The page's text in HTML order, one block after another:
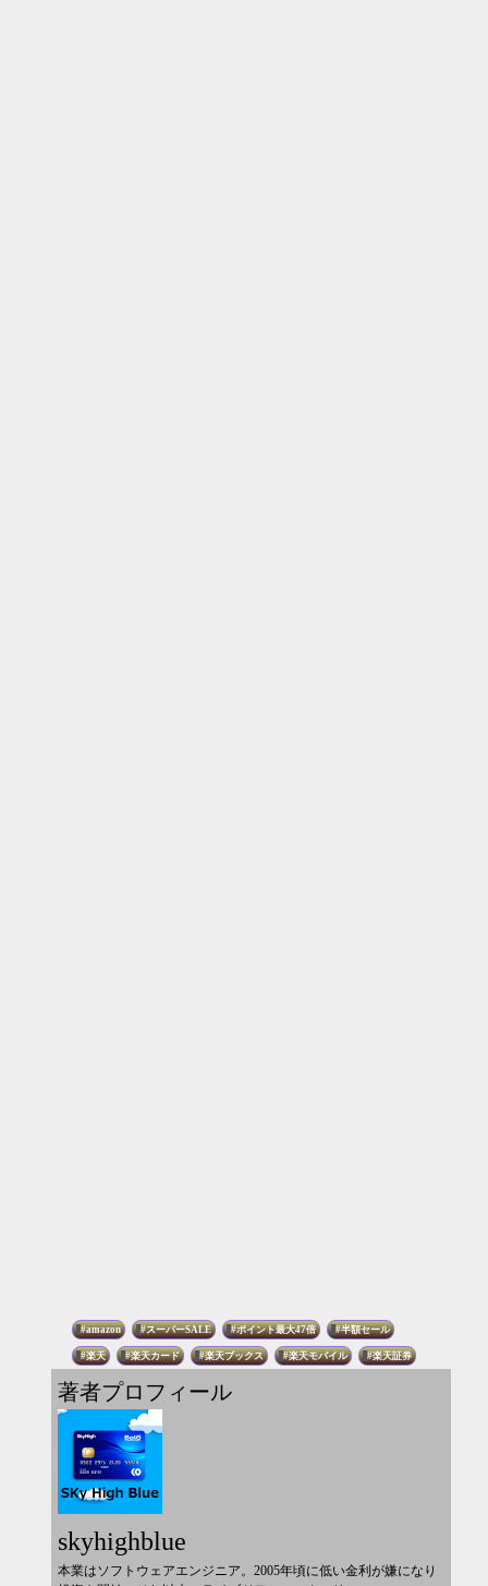
amazon スーパーSALE ポイント最大47倍 半額セール
楽天 楽天カード 楽天ブックス 楽天モバイル 楽天証券
著者プロフィール
skyhighblue
本業はソフトウェアエンジニア。2005年頃に低い金利が嫌になり